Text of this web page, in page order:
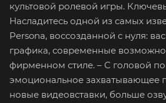
культовой ролевой игры.
Насладитесь одной из самых
Persona, воссозданной с нуля:
графика, современные
фирменном стиле. – С головой
эмоциональное захватывающее
новые видеовставки, больше